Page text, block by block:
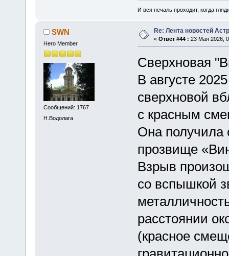
И вся печаль проходит, когда
SWN
Hero Member
Сообщений: 1767
Н.Водолага
Re: Лента новостей
« Ответ #44 : 23 Мая 2026,
Сверхновая
В августе
сверхновой
с красным
Она получила
прозвище
Взрыв
со вспышкой
расстоянии
(красное